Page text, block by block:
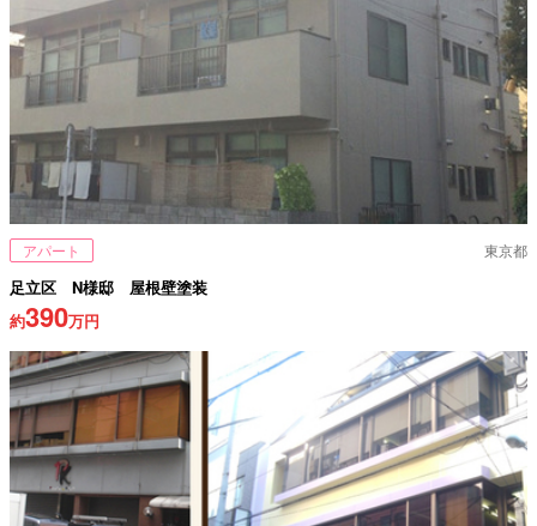
アパート 東京都
足立区 N様邸 屋根壁塗装
約390万円